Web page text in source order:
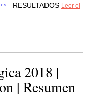
RESULTADOS Leer el
2018 |
| Resumen